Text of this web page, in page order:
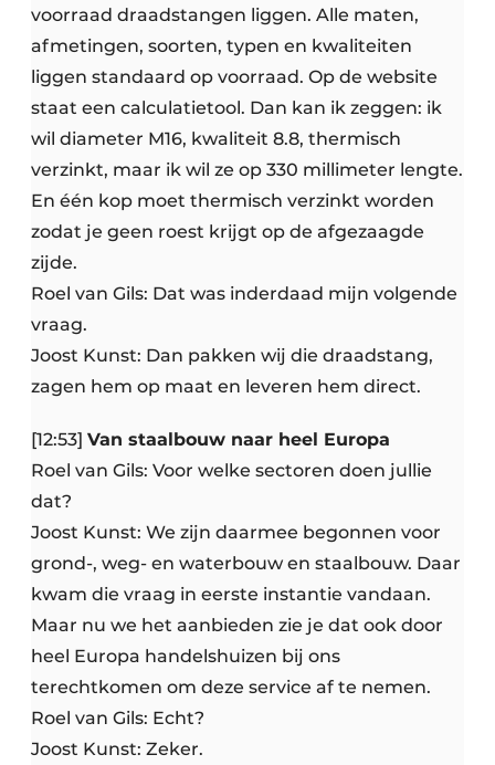
voorraad draadstangen liggen. Alle maten,
afmetingen, soorten, typen en kwaliteiten
liggen standaard op voorraad. Op de website
staat een calculatietool. Dan kan ik zeggen: ik
wil diameter M16, kwaliteit 8.8, thermisch
verzinkt, maar ik wil ze op 330 millimeter lengte.
En één kop moet thermisch verzinkt worden
zodat je geen roest krijgt op de afgezaagde
zijde.
Roel van Gils: Dat was inderdaad mijn volgende
vraag.
Joost Kunst: Dan pakken wij die draadstang,
zagen hem op maat en leveren hem direct.
[12:53] Van staalbouw naar heel Europa
Roel van Gils: Voor welke sectoren doen jullie
dat?
Joost Kunst: We zijn daarmee begonnen voor
grond-, weg- en waterbouw en staalbouw. Daar
kwam die vraag in eerste instantie vandaan.
Maar nu we het aanbieden zie je dat ook door
heel Europa handelshuizen bij ons
terechtkomen om deze service af te nemen.
Roel van Gils: Echt?
Joost Kunst: Zeker.